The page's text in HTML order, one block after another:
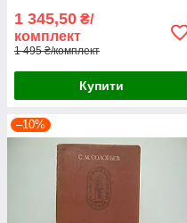
1 345,50 ₴/
комплект
1 495 ₴/комплект
Купити
–10%